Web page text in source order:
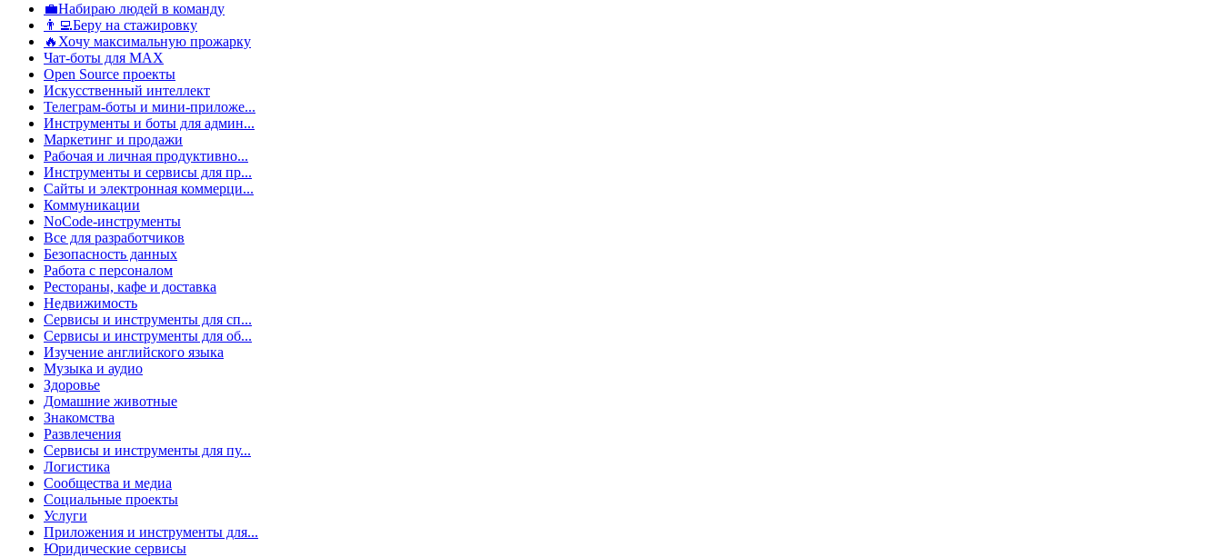
💼Набираю людей в команду
👨‍💻Беру на стажировку
🔥Хочу максимальную прожарку
Чат-боты для MAX
Open Source проекты
Искусственный интеллект
Телеграм-боты и мини-приложе...
Инструменты и боты для админ...
Маркетинг и продажи
Рабочая и личная продуктивно...
Инструменты и сервисы для пр...
Сайты и электронная коммерци...
Коммуникации
NoCode-инструменты
Все для разработчиков
Безопасность данных
Работа с персоналом
Рестораны, кафе и доставка
Недвижимость
Сервисы и инструменты для сп...
Сервисы и инструменты для об...
Изучение английского языка
Музыка и аудио
Здоровье
Домашние животные
Знакомства
Развлечения
Сервисы и инструменты для пу...
Логистика
Сообщества и медиа
Социальные проекты
Услуги
Приложения и инструменты для...
Юридические сервисы